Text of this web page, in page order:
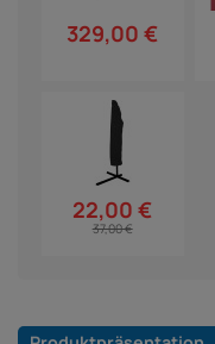
329,00 €
22,00 €
37,00 €